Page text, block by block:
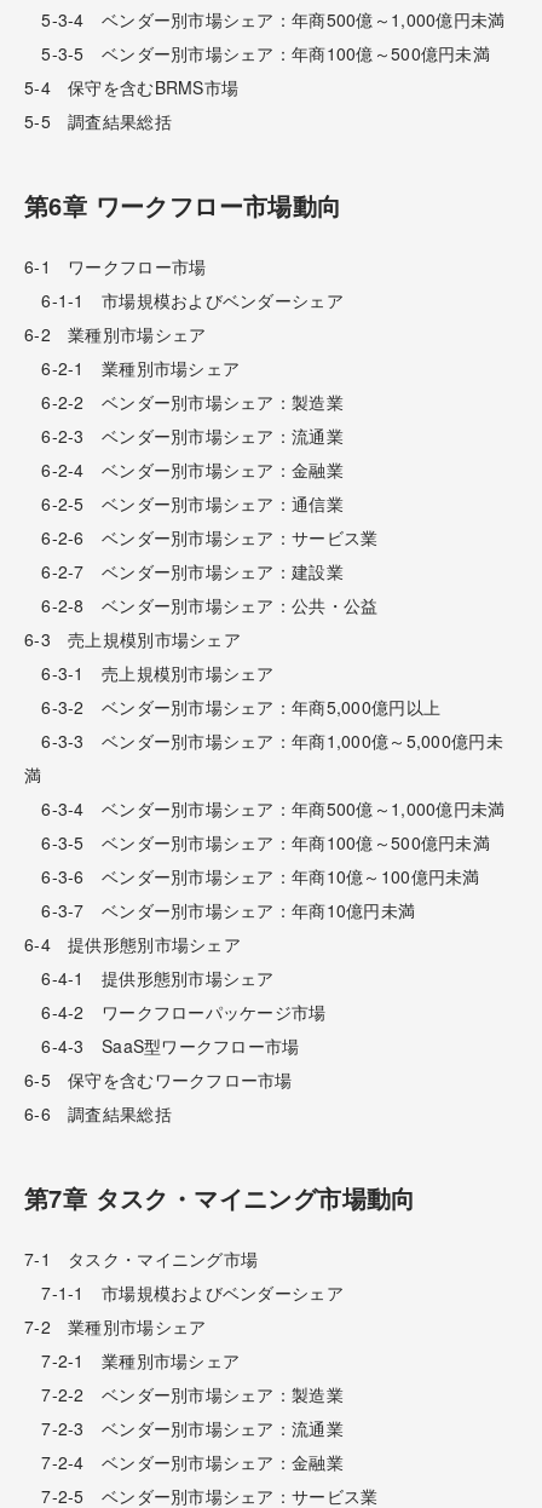
5-3-4 ベンダー別市場シェア：年商500億～1,000億円未満
5-3-5 ベンダー別市場シェア：年商100億～500億円未満
5-4 保守を含むBRMS市場
5-5 調査結果総括
第6章 ワークフロー市場動向
6-1 ワークフロー市場
6-1-1 市場規模およびベンダーシェア
6-2 業種別市場シェア
6-2-1 業種別市場シェア
6-2-2 ベンダー別市場シェア：製造業
6-2-3 ベンダー別市場シェア：流通業
6-2-4 ベンダー別市場シェア：金融業
6-2-5 ベンダー別市場シェア：通信業
6-2-6 ベンダー別市場シェア：サービス業
6-2-7 ベンダー別市場シェア：建設業
6-2-8 ベンダー別市場シェア：公共・公益
6-3 売上規模別市場シェア
6-3-1 売上規模別市場シェア
6-3-2 ベンダー別市場シェア：年商5,000億円以上
6-3-3 ベンダー別市場シェア：年商1,000億～5,000億円未
満
6-3-4 ベンダー別市場シェア：年商500億～1,000億円未満
6-3-5 ベンダー別市場シェア：年商100億～500億円未満
6-3-6 ベンダー別市場シェア：年商10億～100億円未満
6-3-7 ベンダー別市場シェア：年商10億円未満
6-4 提供形態別市場シェア
6-4-1 提供形態別市場シェア
6-4-2 ワークフローパッケージ市場
6-4-3 SaaS型ワークフロー市場
6-5 保守を含むワークフロー市場
6-6 調査結果総括
第7章 タスク・マイニング市場動向
7-1 タスク・マイニング市場
7-1-1 市場規模およびベンダーシェア
7-2 業種別市場シェア
7-2-1 業種別市場シェア
7-2-2 ベンダー別市場シェア：製造業
7-2-3 ベンダー別市場シェア：流通業
7-2-4 ベンダー別市場シェア：金融業
7-2-5 ベンダー別市場シェア：サービス業